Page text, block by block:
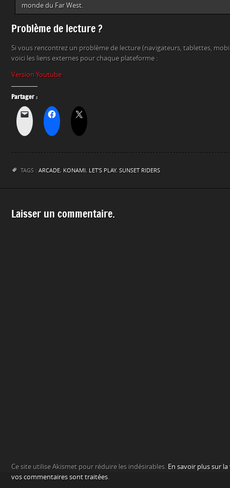
monde du Far West.
Problème de lecture ?
Si vous rencontrez un problème de lecture (navigateurs, tablettes,
voici les liens externes pour chaque plateforme :
Version Youtube
Partager :
TAGS : ARCADE, KONAMI, LET'S PLAY, SUNSET RIDERS
Laisser un commentaire.
Ce site utilise Akismet pour réduire les indésirables. En savoir plus sur
vos commentaires sont traitées.